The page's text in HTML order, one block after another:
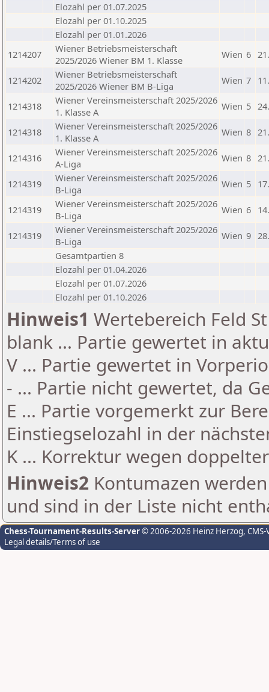
Elozahl per 01.07.2025
Elozahl per 01.10.2025
Elozahl per 01.01.2026
1214207
Wiener Betriebsmeisterschaft
2025/2026 Wiener BM 1. Klasse
Wien 6
1214202
Wiener Betriebsmeisterschaft
2025/2026 Wiener BM B-Liga
Wien 7
1214318
Wiener Vereinsmeisterschaft 2025/2026
1. Klasse A
Wien 5
1214318
Wiener Vereinsmeisterschaft 2025/2026
1. Klasse A
Wien 8
1214316
Wiener Vereinsmeisterschaft 2025/2026
A-Liga
Wien 8
1214319
Wiener Vereinsmeisterschaft 2025/2026
B-Liga
Wien 5
1214319
Wiener Vereinsmeisterschaft 2025/2026
B-Liga
Wien 6
1214319
Wiener Vereinsmeisterschaft 2025/2026
B-Liga
Wien 9
Gesamtpartien 8
Elozahl per 01.04.2026
Elozahl per 01.07.2026
Elozahl per 01.10.2026
Hinweis1 Wertebereich Feld
blank ... Partie gewertet in
V ... Partie gewertet in
- ... Partie nicht gewertet, da
E ... Partie vorgemerkt zur
Einstiegselozahl in der
K ... Korrektur wegen
Hinweis2 Kontumazen
und sind in der Liste nicht
Chess-Tournament-Results-Server© 2006-2026 Heinz Herzog,
Legal details/Terms of use